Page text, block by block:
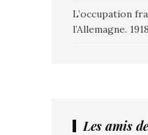
L’occupation
l’Allemagne.
Les amis